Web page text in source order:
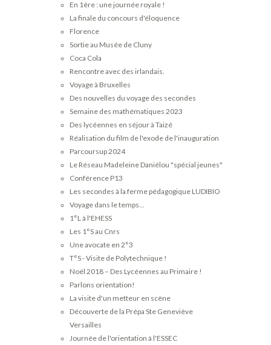
En 1ère : une journée royale !
La finale du concours d'éloquence
Florence
Sortie au Musée de Cluny
Coca Cola
Rencontre avec des irlandais.
Voyage à Bruxelles
Des nouvelles du voyage des secondes
Semaine des mathématiques 2023
Des lycéennes en séjour à Taizé
Réalisation du film de l'exode de l'inauguration
Parcoursup 2024
Le Réseau Madeleine Daniélou "spécial jeunes"
Conférence P13
Les secondes à la ferme pédagogique LUDIBIO
Voyage dans le temps...
1°L à l'EHESS
Les 1°S au Cnrs
Une avocate en 2°3
T°S - Visite de Polytechnique !
Noël 2018 – Des Lycéennes au Primaire !
Parlons orientation!
La visite d'un metteur en scène
Découverte de la Prépa Ste Geneviève
Versailles
Journée de l'orientation à l'ESSEC